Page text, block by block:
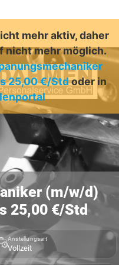
mehr aktiv, daher
nicht mehr möglich.
25,00 €/Stdoder in
(m/w/d)
25,00 €/Std
Anstellungsart
Vollzeit